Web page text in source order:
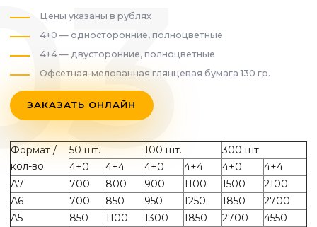
Цены указаны в рублях
4+0 — односторонние, полноцветные
4+4 — двусторонние, полноцветные
Офсетная-мелованная глянцевая бумага 130 гр.
ЗАКАЗАТЬ ОНЛАЙН
Формат /
кол-во.
50 шт. 100 шт.
300 шт.
4+0
4+4 4+0 4+4 4+0
4+4
А7
700 800 900 1100 1500
2100
А6
700 850 950 1250 1850
2700
А5
850 1100 1300 1850 2700
4550